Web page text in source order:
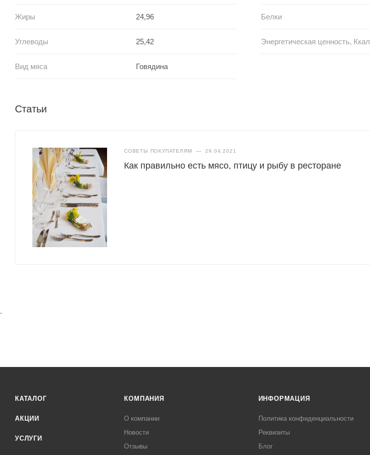
Жиры 24,96 Белки
Углеводы 25,42 Энергетическая ценность, Ккал
Вид мяса Говядина
Статьи
СОВЕТЫ ПОКУПАТЕЛЯМ — 29.04.2021
Как правильно есть мясо, птицу и рыбу в ресторане
.
КАТАЛОГ
АКЦИИ
УСЛУГИ
КОМПАНИЯ
О компании
Новости
Отзывы
ИНФОРМАЦИЯ
Политика конфиденциальности
Реквизиты
Блог